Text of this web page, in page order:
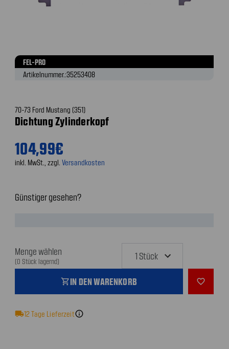
FEL-PRO
Artikelnummer.:35253408
70-73 Ford Mustang (351)
Dichtung Zylinderkopf
104,99€
inkl. MwSt., zzgl. Versandkosten
Günstiger gesehen?
Menge wählen
(0 Stück lagernd)
shopping_cartIN DEN WARENKORB favorite_outline
local_shipping12Tage Lieferzeitinfo